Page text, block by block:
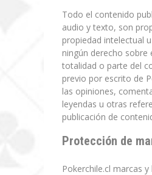
Todo el contenido
audio y texto, son
propiedad intelectual
ningún derecho
totalidad o parte del
previo por escrito de
las opiniones,
leyendas u otras
publicación de
Protección de
Pokerchile.cl marcas